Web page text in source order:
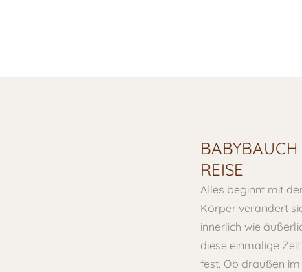
REISE
Alles beginnt mit
Körper verändert
innerlich wie
diese einmalige
fest. Ob draußen